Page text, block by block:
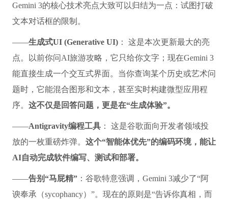
Gemini 3的核心技术亮点大致可以归结为一点：试图打破
文本对话框的限制。
——生成式UI (Generative UI)： 这是本次更新最大的亮
点。以前你问AI旅游攻略，它只给你文字；现在Gemini 3
能直接生成一个交互式界面。当你查询某个历史或艺术问
题时，它能混合图形和文本，甚至实时构建微型应用程
序。 这不仅是回答问题，更是在“生成体验”。
——Antigravity编程工具： 这是谷歌面向开发者领域投
放的一枚重磅炸弹。 这个“智能体优先”的编码环境，能让
AI自动完成软件编写、测试和部署。
——告别“马屁精”：谷歌特意强调，Gemini 3减少了“阿
谀奉承（sycophancy）”。现在的原则是“告诉你真相，而